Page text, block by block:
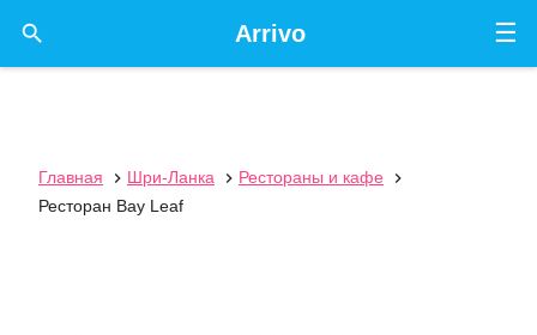
☰
Arrivo

Главная  Шри-Ланка  Рестораны и кафе

Ресторан Bay Leaf